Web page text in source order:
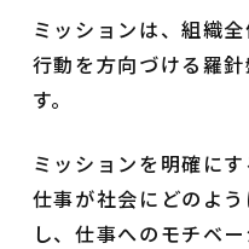
ミッションは、組織
行動を方向づける羅
す。
ミッションを明確に
仕事が社会にどのよ
し、仕事へのモチベ